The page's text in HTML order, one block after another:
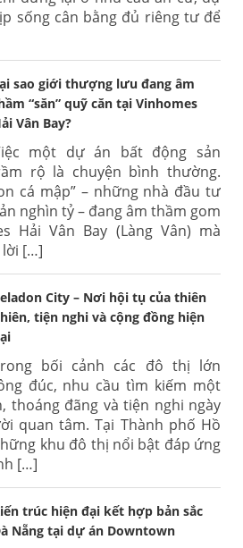
sống cân bằng đủ riêng tư để
sao giới thượng lưu đang âm
“săn” quỹ căn tại Vinhomes
Vân Bay?
một dự án bất động sản
rộ là chuyện bình thường.
cá mập” – những nhà đầu tư
nghìn tỷ – đang âm thầm gom
Hải Vân Bay (Làng Vân) mà
lời […]
City – Nơi hội tụ của thiên
tiện nghi và cộng đồng hiện
bối cảnh các đô thị lớn
đúc, nhu cầu tìm kiếm một
thoáng đãng và tiện nghi ngày
quan tâm. Tại Thành phố Hồ
khu đô thị nổi bật đáp ứng
[…]
trúc hiện đại kết hợp bản sắc
Nẵng tại dự án Downtown